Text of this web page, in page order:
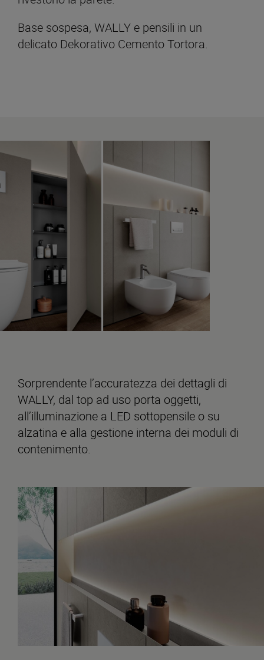
Base sospesa, WALLY e pensili in un
delicato Dekorativo Cemento Tortora.
Sorprendente l’accuratezza dei dettagli di
WALLY, dal top ad uso porta oggetti,
all’illuminazione a LED sottopensile o su
alzatina e alla gestione interna dei moduli di
contenimento.